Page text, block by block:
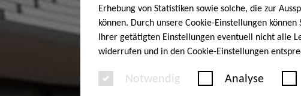
Erhebung von Statistiken sowie solche, die zur
können. Durch unsere Cookie-Einstellungen
Ihrer getätigten Einstellungen eventuell nicht alle
widerrufen und in den Cookie-Einstellungen
Notwendig Analyse